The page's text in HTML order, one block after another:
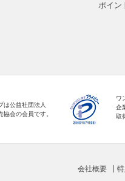
ポイン
は公益社団法人
協会の会員です。
ワ
企
取
会社概要